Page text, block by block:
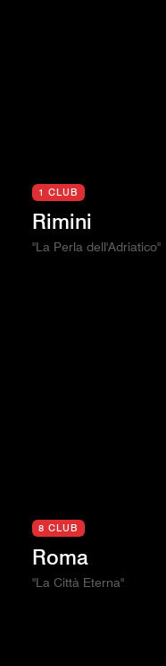
1 CLUB
Rimini
"La Perla dell'Adriatico"
8 CLUB
Roma
"La Città Eterna"